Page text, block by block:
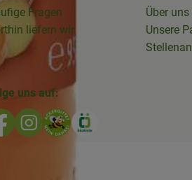
Fragen
liefern wir
Über uns
Unsere
uns auf:
Externer Link zu https://
Externer Link zu https://
Externer Link zu https://
Externer Link zu